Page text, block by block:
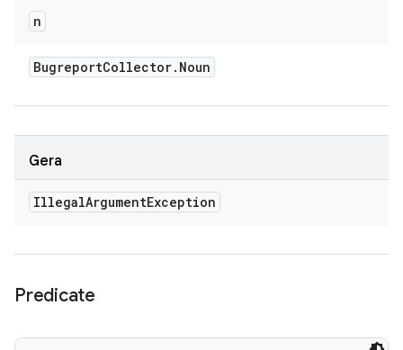
n
BugreportCollector. Noun
Gera
IllegalArgumentException
Predicate